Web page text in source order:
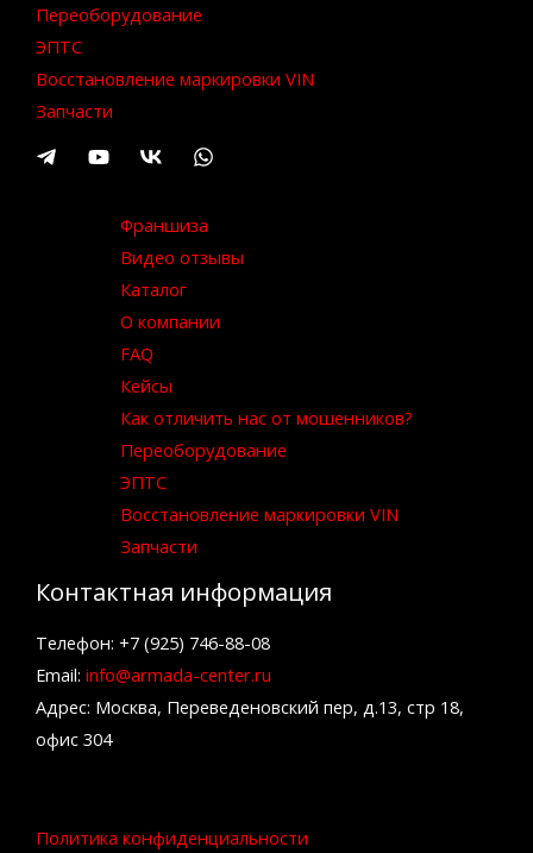
Переоборудование
ЭПТС
Восстановление маркировки VIN
Запчасти
Франшиза
Видео отзывы
Каталог
О компании
FAQ
Кейсы
Как отличить нас от мошенников?
Переоборудование
ЭПТС
Восстановление маркировки VIN
Запчасти
Контактная информация
Телефон: +7 (925) 746-88-08
Email: info@armada-center.ru
Адрес: Москва, Переведеновский пер, д.13, стр 18,
офис 304
Политика конфиденциальности